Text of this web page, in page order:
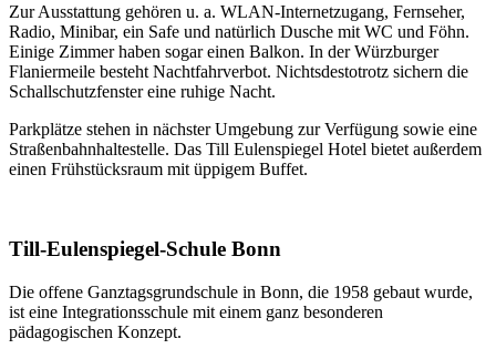
Zur Ausstattung gehören u. a. WLAN-Internetzugang, Fernseher,
Radio, Minibar, ein Safe und natürlich Dusche mit WC und Föhn.
Einige Zimmer haben sogar einen Balkon. In der Würzburger
Flaniermeile besteht Nachtfahrverbot. Nichtsdestotrotz sichern die
Schallschutzfenster eine ruhige Nacht.
Parkplätze stehen in nächster Umgebung zur Verfügung sowie eine
Straßenbahnhaltestelle. Das Till Eulenspiegel Hotel bietet außerdem
einen Frühstücksraum mit üppigem Buffet.
Till-Eulenspiegel-Schule Bonn
Die offene Ganztagsgrundschule in Bonn, die 1958 gebaut wurde,
ist eine Integrationsschule mit einem ganz besonderen
pädagogischen Konzept.